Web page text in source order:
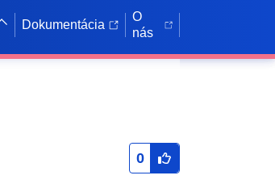
Dokumentácia
O
nás
0